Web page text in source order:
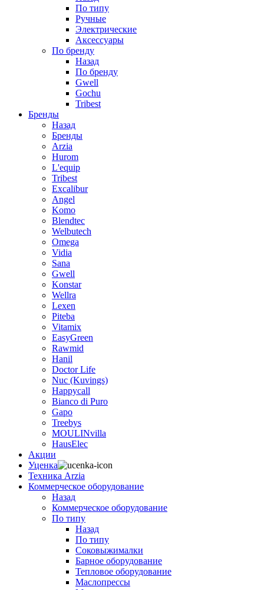
По типу
Ручные
Электрические
Аксессуары
По бренду
Назад
По бренду
Gwell
Gochu
Tribest
Бренды
Назад
Бренды
Arzia
Hurom
L'equip
Tribest
Excalibur
Angel
Komo
Blendtec
Welbutech
Omega
Vidia
Sana
Gwell
Konstar
Wellra
Lexen
Piteba
Vitamix
EasyGreen
Rawmid
Hanil
Doctor Life
Nuc (Kuvings)
Happycall
Bianco di Puro
Gapo
Treebys
MOULINvilla
HausElec
Акции
Уценка
Техника Arzia
Коммерческое оборудование
Назад
Коммерческое оборудование
По типу
Назад
По типу
Соковыжималки
Барное оборудование
Тепловое оборудование
Маслопрессы